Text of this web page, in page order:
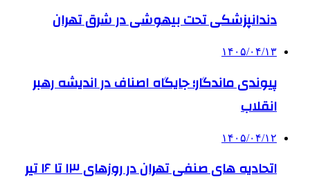
دندانپزشکی تحت بیهوشی در شرق تهران
۱۴۰۵/۰۴/۱۳
پیوندی ماندگار؛ جایگاه اصناف در اندیشه رهبر
انقلاب
۱۴۰۵/۰۴/۱۲
اتحادیه های صنفی تهران در روزهای ۱۳ تا ۱۶ تیر